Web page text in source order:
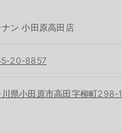
ナン 小田原高田店
20-8857
県小田原市高田字柳町298-1